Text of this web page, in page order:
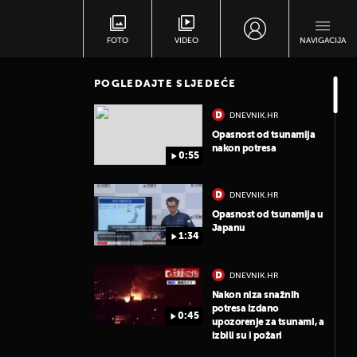
FOTO VIDEO NAVIGACIJA
POGLEDAJTE SLJEDEĆE
0:55
DNEVNIK.HR
Opasnost od tsunamija
nakon potresa
1:34
DNEVNIK.HR
Opasnost od tsunamija u
Japanu
0:45
DNEVNIK.HR
Nakon niza snažnih
potresa izdano
upozorenje za tsunami, a
izbili su i požari